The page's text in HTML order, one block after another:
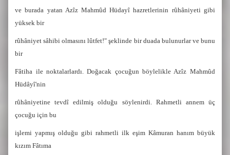
ve burada yatan Azîz Mahmûd Hüdayî hazretlerinin rûhâniyeti gibi
yüksek bir
rûhâniyet sâhibi olmasını lûtfet!" şeklinde bir duada bulunurlar ve bunu
bir
Fâtiha ile noktalarlardı. Doğacak çocuğun böylelikle Azîz Mahmûd
Hüdâyî'nin
rûhâniyetine tevdî edilmiş olduğu söylenirdi. Rahmetli annem üç
çocuğu için bu
işlemi yapmış olduğu gibi rahmetli ilk eşim Kâmuran hanım büyük
kızım Fâtıma